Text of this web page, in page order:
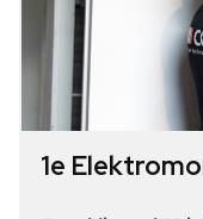
1e